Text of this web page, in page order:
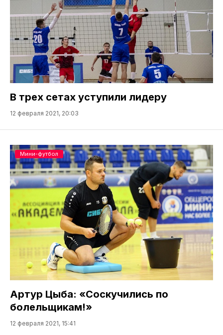
В трех сетах уступили лидеру
12 февраля 2021, 20:03
Артур Цыба: «Соскучились по
болельщикам!»
12 февраля 2021, 15:41
Мини-футбол